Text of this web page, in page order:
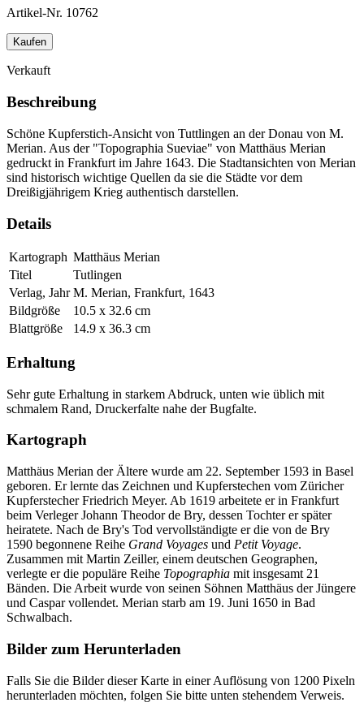
Artikel-Nr. 10762
Kaufen
Verkauft
Beschreibung
Schöne Kupferstich-Ansicht von Tuttlingen an der Donau von M.
Merian. Aus der "Topographia Sueviae" von Matthäus Merian
gedruckt in Frankfurt im Jahre 1643. Die Stadtansichten von Merian
sind historisch wichtige Quellen da sie die Städte vor dem
Dreißigjährigem Krieg authentisch darstellen.
Details
Kartograph Matthäus Merian
Titel
Tutlingen
Verlag, Jahr M. Merian, Frankfurt, 1643
Bildgröße
10.5 x 32.6 cm
Blattgröße
14.9 x 36.3 cm
Erhaltung
Sehr gute Erhaltung in starkem Abdruck, unten wie üblich mit
schmalem Rand, Druckerfalte nahe der Bugfalte.
Kartograph
Matthäus Merian der Ältere wurde am 22. September 1593 in Basel
geboren. Er lernte das Zeichnen und Kupferstechen vom Züricher
Kupferstecher Friedrich Meyer. Ab 1619 arbeitete er in Frankfurt
beim Verleger Johann Theodor de Bry, dessen Tochter er später
heiratete. Nach de Bry's Tod vervollständigte er die von de Bry
1590 begonnene Reihe Grand Voyages und Petit Voyage.
Zusammen mit Martin Zeiller, einem deutschen Geographen,
verlegte er die populäre Reihe Topographia mit insgesamt 21
Bänden. Die Arbeit wurde von seinen Söhnen Matthäus der Jüngere
und Caspar vollendet. Merian starb am 19. Juni 1650 in Bad
Schwalbach.
Bilder zum Herunterladen
Falls Sie die Bilder dieser Karte in einer Auflösung von 1200 Pixeln
herunterladen möchten, folgen Sie bitte unten stehendem Verweis.